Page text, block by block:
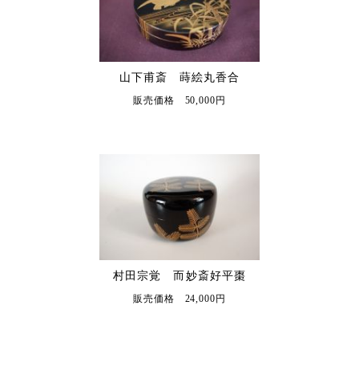
山下甫斎 蒔絵丸香合
販売価格 50,000円
村田宗覚 而妙斎好平棗
販売価格 24,000円